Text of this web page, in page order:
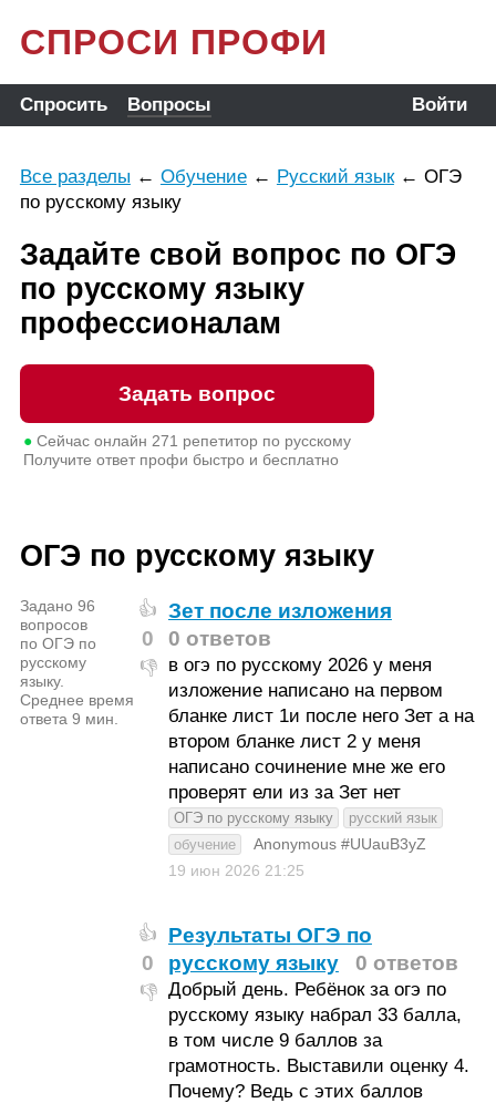
СПРОСИ ПРОФИ
Спросить Вопросы Войти
Все разделы ← Обучение← Русский язык← ОГЭ
по русскому языку
Задайте свой вопрос по ОГЭ
по русскому языку
профессионалам
Задать вопрос
●Сейчас онлайн 271 репетитор по русскому
Получите ответ профи быстро и бесплатно
ОГЭ по русскому языку
Задано 96
вопросов
по ОГЭ по
русскому
языку.
Среднее время
ответа 9 мин.
👍
0
👎
Зет после изложения
0 ответов
в огэ по русскому 2026 у меня
изложение написано на первом
бланке лист 1и после него Зет а на
втором бланке лист 2 у меня
написано сочинение мне же его
проверят ели из за Зет нет
ОГЭ по русскому языку
русский язык
обучение
Anonymous #UUauB3yZ
19 июн 2026 21:25
👍
0
👎
Результаты ОГЭ по
русскому языку
0 ответов
Добрый день. Ребёнок за огэ по
русскому языку набрал 33 балла,
в том числе 9 баллов за
грамотность. Выставили оценку 4.
Почему? Ведь с этих баллов